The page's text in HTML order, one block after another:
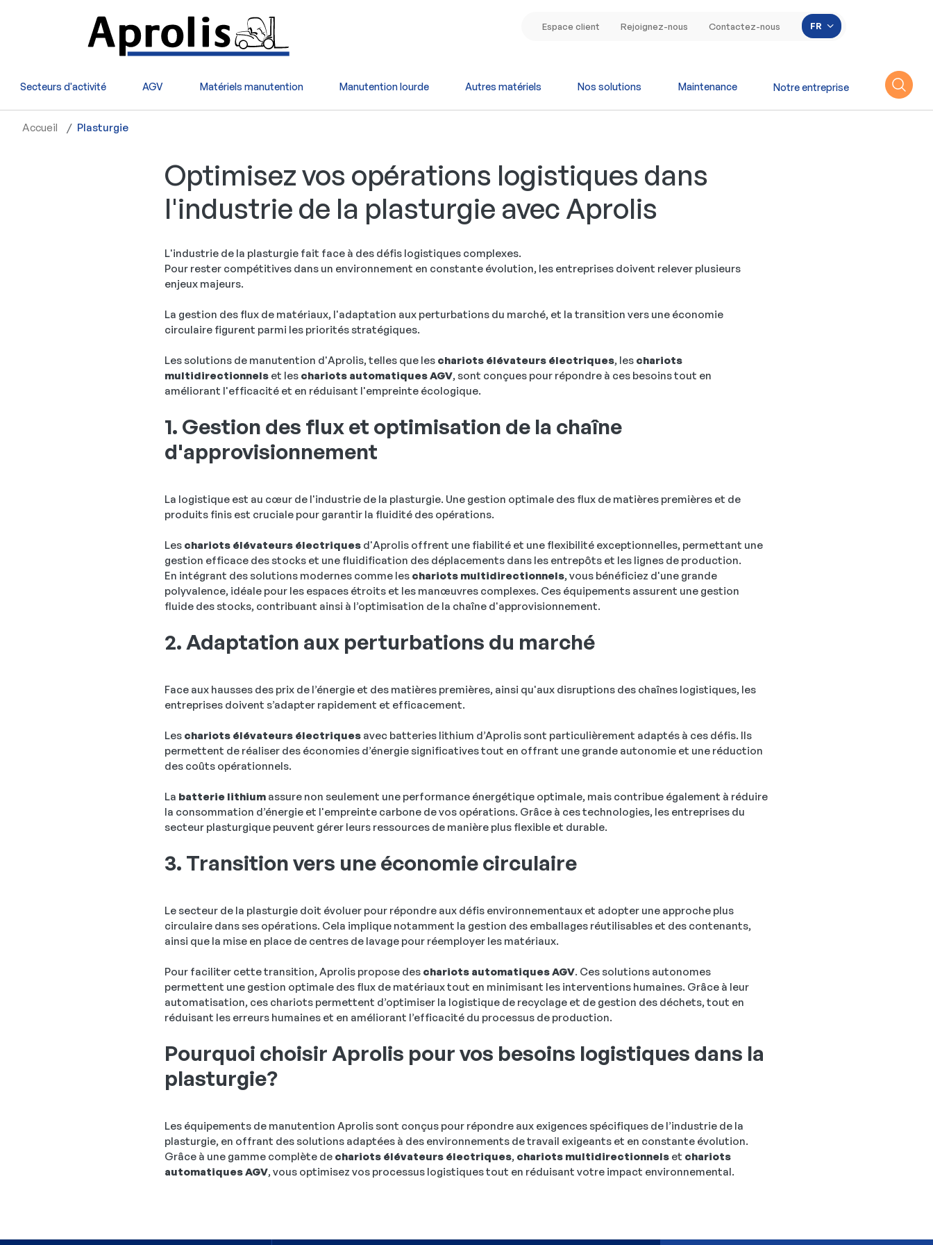
Espace client Rejoignez-nous Contactez-nous FR Lister les actions
Secteurs d'activité AGV Matériels manutention Manutention lourde Autres matériels Nos solutions Maintenance Notre entreprise
Accueil Plasturgie
Optimisez vos opérations logistiques dans
l'industrie de la plasturgie avec Aprolis
L'industrie de la plasturgie fait face à des défis logistiques complexes.
Pour rester compétitives dans un environnement en constante évolution, les entreprises doivent relever plusieurs
enjeux majeurs.
La gestion des flux de matériaux, l'adaptation aux perturbations du marché, et la transition vers une économie
circulaire figurent parmi les priorités stratégiques.
Les solutions de manutention d'Aprolis, telles que les chariots élévateurs électriques, les chariots
multidirectionnels et les chariots automatiques AGV, sont conçues pour répondre à ces besoins tout en
améliorant l'efficacité et en réduisant l'empreinte écologique.
1. Gestion des flux et optimisation de la chaîne
d'approvisionnement
La logistique est au cœur de l'industrie de la plasturgie. Une gestion optimale des flux de matières premières et de
produits finis est cruciale pour garantir la fluidité des opérations.
Les chariots élévateurs électriques d'Aprolis offrent une fiabilité et une flexibilité exceptionnelles, permettant une
gestion efficace des stocks et une fluidification des déplacements dans les entrepôts et les lignes de production.
En intégrant des solutions modernes comme les chariots multidirectionnels, vous bénéficiez d'une grande
polyvalence, idéale pour les espaces étroits et les manœuvres complexes. Ces équipements assurent une gestion
fluide des stocks, contribuant ainsi à l’optimisation de la chaîne d'approvisionnement.
2. Adaptation aux perturbations du marché
Face aux hausses des prix de l’énergie et des matières premières, ainsi qu'aux disruptions des chaînes logistiques, les
entreprises doivent s’adapter rapidement et efficacement.
Les chariots élévateurs électriques avec batteries lithium d’Aprolis sont particulièrement adaptés à ces défis. Ils
permettent de réaliser des économies d’énergie significatives tout en offrant une grande autonomie et une réduction
des coûts opérationnels.
La batterie lithium assure non seulement une performance énergétique optimale, mais contribue également à réduire
la consommation d’énergie et l'empreinte carbone de vos opérations. Grâce à ces technologies, les entreprises du
secteur plasturgique peuvent gérer leurs ressources de manière plus flexible et durable.
3. Transition vers une économie circulaire
Le secteur de la plasturgie doit évoluer pour répondre aux défis environnementaux et adopter une approche plus
circulaire dans ses opérations. Cela implique notamment la gestion des emballages réutilisables et des contenants,
ainsi que la mise en place de centres de lavage pour réemployer les matériaux.
Pour faciliter cette transition, Aprolis propose des chariots automatiques AGV. Ces solutions autonomes
permettent une gestion optimale des flux de matériaux tout en minimisant les interventions humaines. Grâce à leur
automatisation, ces chariots permettent d’optimiser la logistique de recyclage et de gestion des déchets, tout en
réduisant les erreurs humaines et en améliorant l’efficacité du processus de production.
Pourquoi choisir Aprolis pour vos besoins logistiques dans la
plasturgie?
Les équipements de manutention Aprolis sont conçus pour répondre aux exigences spécifiques de l’industrie de la
plasturgie, en offrant des solutions adaptées à des environnements de travail exigeants et en constante évolution.
Grâce à une gamme complète de chariots élévateurs électriques, chariots multidirectionnels et chariots
automatiques AGV, vous optimisez vos processus logistiques tout en réduisant votre impact environnemental.